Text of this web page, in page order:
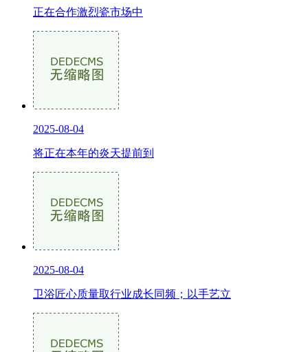
正在合作激烈瓷市场中
2025-08-04
将正在本年的炎天提前到
2025-08-04
卫浴匠心质量取行业成长同频；以手艺立